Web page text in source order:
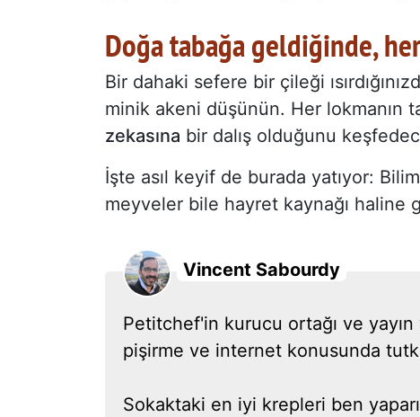
Doğa tabağa geldiğinde,
Bir dahaki sefere bir çileği
minik akeni düşünün. Her lokmanın
zekasına bir dalış olduğunu
İşte asıl keyif de burada yatıyor: Bilim
meyveler bile hayret kaynağı haline
Vincent Sabourdy
Petitchef'in kurucu ortağı ve
pişirme ve internet konusunda
Sokaktaki en iyi krepleri ben